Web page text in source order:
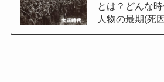
とは？どんな
人物の最期(死